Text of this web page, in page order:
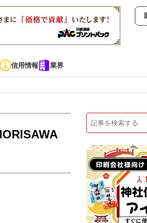
信用情報 業界
市場・統計 人事・
中古印刷機・製本機特集